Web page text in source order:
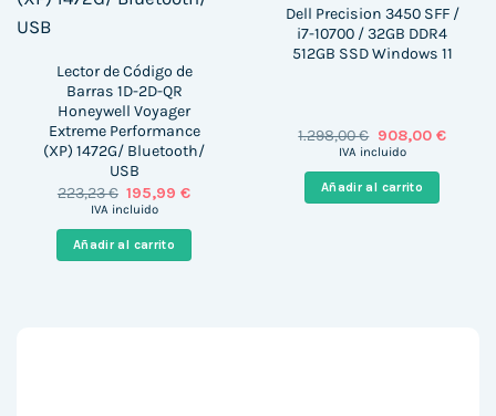
Lector de Código de
Barras 1D-2D-QR
Honeywell Voyager
Extreme Performance
(XP) 1472G/ Bluetooth/
USB
223,23€ El
precio
era:
223,23 €.
195,99€El
es:
195,99 €.
IVA incluido
Añadir al carrito
Dell Precision 3450 SFF /
i7-10700 / 32GB DDR4
512GB SSD Windows 11
1.298,00€ El
precio
era:
1.298,00 €.
908,00 €El
IVA incluido
Añadir al carrito